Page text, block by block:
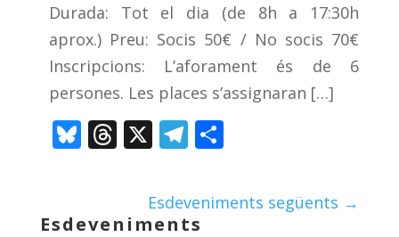
Durada: Tot el dia (de 8h a 17:30h
aprox.) Preu: Socis 50€ / No socis 70€
Inscripcions: L’aforament és de 6
persones. Les places s’assignaran […]
Bluesky
Threads
X Telegram
Comparteix
Esdeveniments següents →
Esdeveniments